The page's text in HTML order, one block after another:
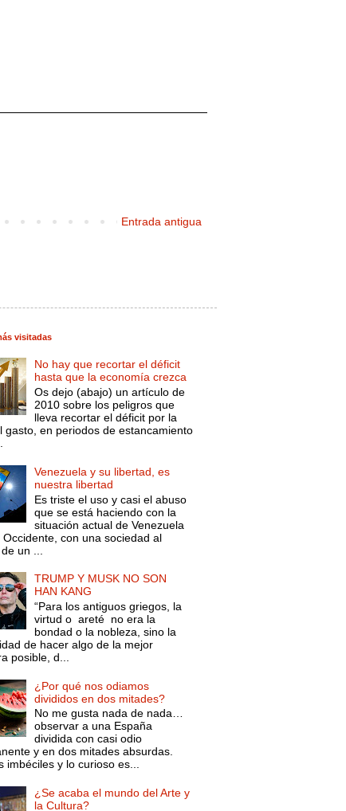
Entrada antigua
visitadas
No hay que recortar el déficit
hasta que la economía crezca
Os dejo (abajo) un artículo de
2010 sobre los peligros que
lleva recortar el déficit por la
gasto, en periodos de estancamiento
Venezuela y su libertad, es
nuestra libertad
Es triste el uso y casi el abuso
que se está haciendo con la
situación actual de Venezuela
Occidente, con una sociedad al
un ...
TRUMP Y MUSK NO SON
HAN KANG
“Para los antiguos griegos, la
virtud o areté no era la
bondad o la nobleza, sino la
de hacer algo de la mejor
posible, d...
¿Por qué nos odiamos
divididos en dos mitades?
No me gusta nada de nada…
observar a una España
dividida con casi odio
y en dos mitades absurdas.
imbéciles y lo curioso es...
¿Se acaba el mundo del Arte y
la Cultura?